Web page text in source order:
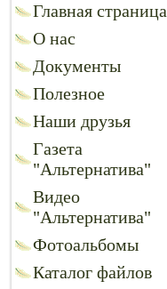
Главная страница
О нас
Документы
Полезное
Наши друзья
Газета
"Альтернатива"
Видео
"Альтернатива"
Фотоальбомы
Каталог файлов